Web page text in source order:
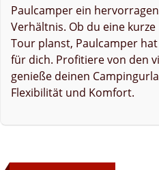
Paulcamper ein
Verhältnis. Ob du eine
Tour planst, Paulcamper
für dich. Profitiere von den
genieße deinen
Flexibilität und Komfort.